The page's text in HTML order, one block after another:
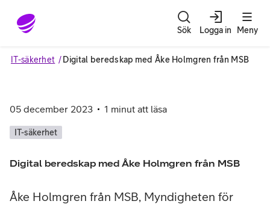
Gå till sidans innehåll
Sök Logga in Meny
IT-säkerhet Digital beredskap med Åke Holmgren från MSB
05 december 2023 1 minut att läsa
IT-säkerhet
Digital beredskap med Åke Holmgren från MSB
Åke Holmgren från MSB, Myndigheten för